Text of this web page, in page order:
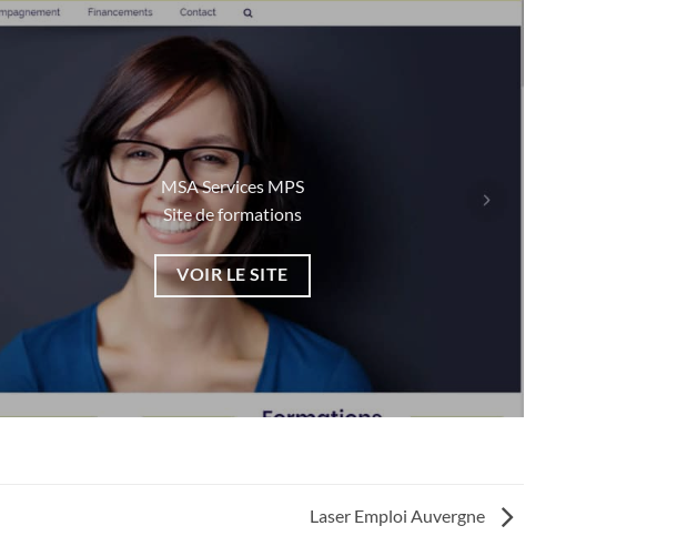
MSA Services MPS
Site de formations
VOIR LE SITE
Laser Emploi Auvergne